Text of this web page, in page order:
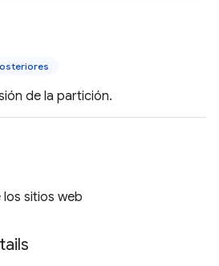
de la partición.
sitios web